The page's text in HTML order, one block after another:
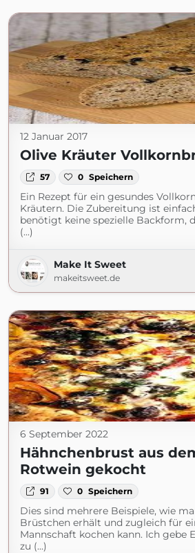
12 Januar 2017
Olive Kräuter
57 0 Speichern
Ein Rezept für ein gesundes
Kräutern. Die Zubereitung ist
benötigt keine spezielle Backform,
(...)
Make It Sweet
makeitsweet.de
6 September 2022
Hähnchenbrust aus
Rotwein gekocht
91 0 Speichern
Dies sind mehrere Beispiele, wie
Brüstchen erhält und zugleich für
Mannschaft kochen kann. Ich gebe
zu (...)